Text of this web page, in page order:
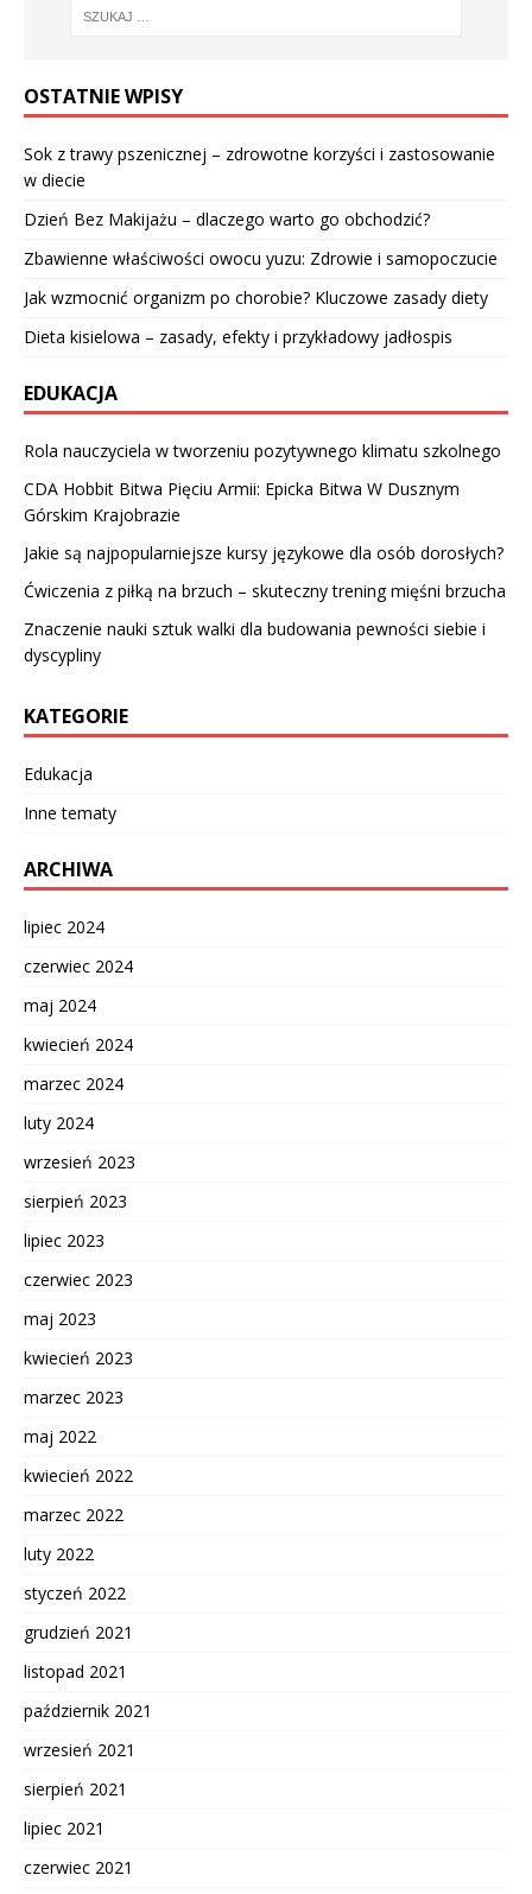
OSTATNIE WPISY
Sok z trawy pszenicznej – zdrowotne korzyści i zastosowanie
w diecie
Dzień Bez Makijażu – dlaczego warto go obchodzić?
Zbawienne właściwości owocu yuzu: Zdrowie i samopoczucie
Jak wzmocnić organizm po chorobie? Kluczowe zasady diety
Dieta kisielowa – zasady, efekty i przykładowy jadłospis
EDUKACJA
Rola nauczyciela w tworzeniu pozytywnego klimatu szkolnego
CDA Hobbit Bitwa Pięciu Armii: Epicka Bitwa W Dusznym
Górskim Krajobrazie
Jakie są najpopularniejsze kursy językowe dla osób dorosłych?
Ćwiczenia z piłką na brzuch – skuteczny trening mięśni brzucha
Znaczenie nauki sztuk walki dla budowania pewności siebie i
dyscypliny
KATEGORIE
Edukacja
Inne tematy
ARCHIWA
lipiec 2024
czerwiec 2024
maj 2024
kwiecień 2024
marzec 2024
luty 2024
wrzesień 2023
sierpień 2023
lipiec 2023
czerwiec 2023
maj 2023
kwiecień 2023
marzec 2023
maj 2022
kwiecień 2022
marzec 2022
luty 2022
styczeń 2022
grudzień 2021
listopad 2021
październik 2021
wrzesień 2021
sierpień 2021
lipiec 2021
czerwiec 2021